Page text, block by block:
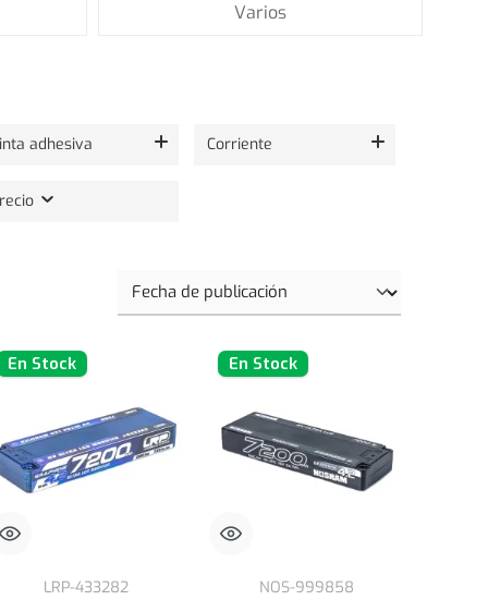
Varios
adhesiva Corriente
En Stock
LRP-433282
En Stock
NOS-999858